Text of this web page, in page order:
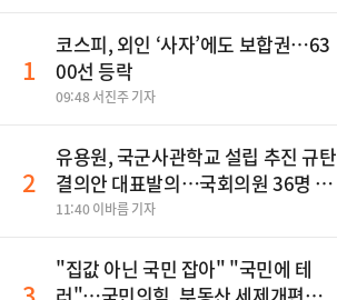
1
코스피, 외인 ‘사자’에도 보합권…63
00선 등락
09:48 서진주 기자
2
유용원, 국군사관학교 설립 추진 규탄
결의안 대표발의…국회의원 36명 동
참
11:40 이바름 기자
"집값 아닌 국민 잡아" "국민에 테